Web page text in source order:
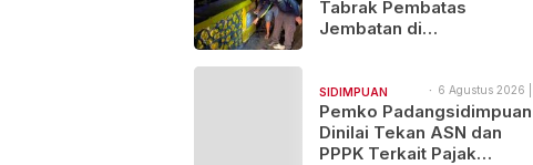
Tabrak Pembatas
Jembatan di
SIDIMPUAN
NAJEGES
6 Agustus 2026 |
14:21
Pemko Padangsidimpuan
Dinilai Tekan ASN dan
PPPK Terkait Pajak